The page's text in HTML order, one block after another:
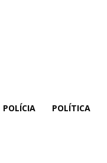
POLÍCIA POLÍTICA